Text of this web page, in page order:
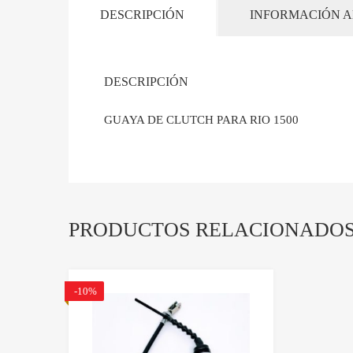
DESCRIPCIÓN INFORMACIÓN
DESCRIPCIÓN
GUAYA DE CLUTCH PARA RIO 1500
PRODUCTOS
-10%